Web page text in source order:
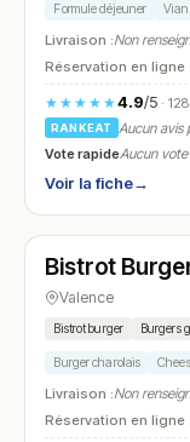
Formule déjeuner
Livraison :Non
Réservation en ligne :
★★★★★4.9/5·
RANKEAT
Aucun avis
Vote rapideAucun
Voir la fiche→
N° 7
Bistrot
Valence
Bistrot burger Burgers
Burger charolais
Livraison :Non
Réservation en ligne :